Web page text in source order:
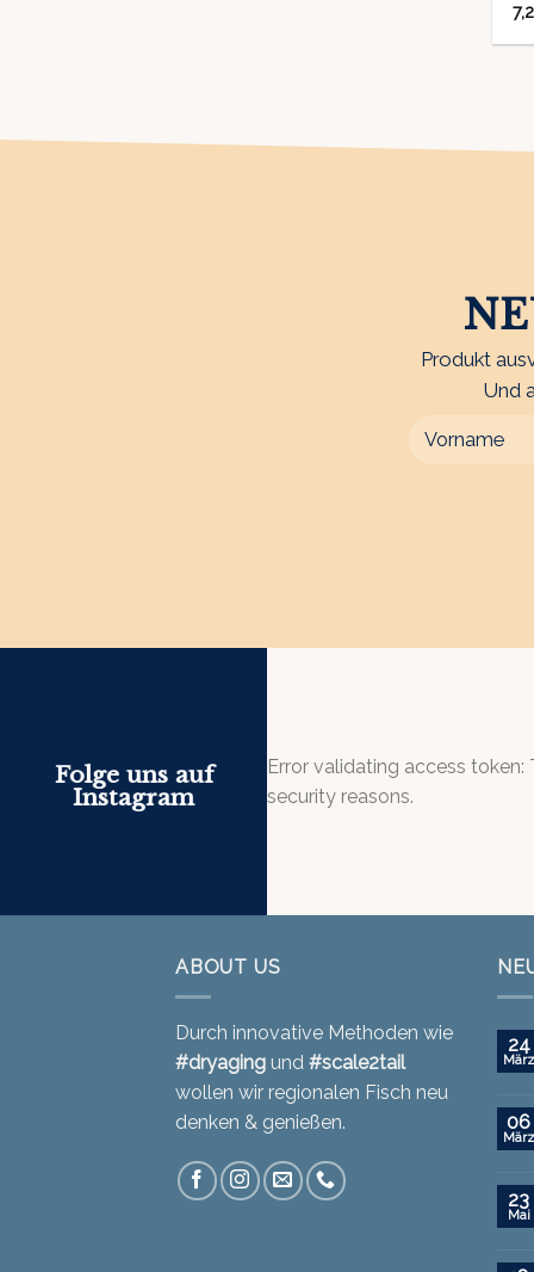
Produkt
Und
Folge uns auf
Instagram
Error validating access
security reasons.
ABOUT US
Durch innovative Methoden wie
#dryaging und #scale2tail
wollen wir regionalen Fisch neu
denken & genießen.
24
März
06
März
23
Mai